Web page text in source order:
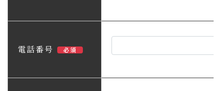
電話番号 必須